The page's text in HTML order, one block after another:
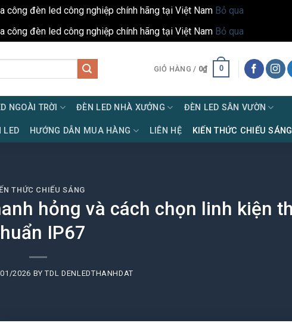
công đèn led công nghiệp chính hãng tại Việt Nam Bỏ qua
công đèn led công nghiệp chính hãng tại Việt Nam Bỏ qua
GIỎ HÀNG / 0₫ 0
NGOÀI TRỜI ĐÈN LED NHÀ XƯỞNG ĐÈN LED SÂN VƯỜN
LED HƯỚNG DẪN MUA HÀNG LIÊN HỆ KIẾN THỨC CHIẾU SÁNG
THỨC CHIẾU SÁNG
hỏng và cách chọn linh kiện
IP67
2026 BYTDL DENLEDTHANHDAT